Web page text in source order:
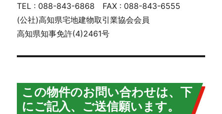
TEL : 088-843-6868 FAX : 088-843-6555
(公社)高知県宅地建物取引業協会会員
高知県知事免許(4)2461号
この物件のお問い合わせは、下
にご記入、ご送信願います。